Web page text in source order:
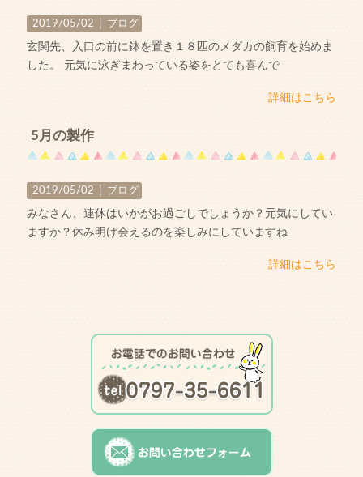
2019/05/02 │ ブログ
玄関先、入口の前に鉢を置き１８匹のメダカの飼育を始めま
した。 元気に泳ぎまわっている姿をとても喜んで
詳細はこちら
5月の製作
2019/05/02 │ ブログ
みなさん、連休はいかがお過ごしでしょうか？元気にしてい
ますか？休み明け会えるのを楽しみにしていますね
詳細はこちら